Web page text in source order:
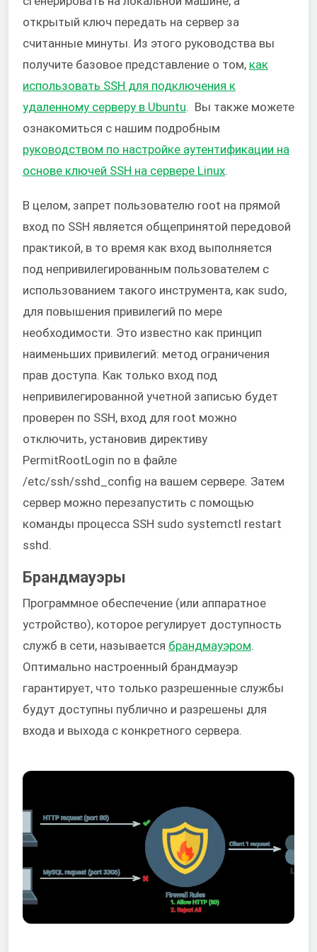
открытый ключ передать на сервер за
считанные минуты. Из этого руководства вы
получите базовое представление о том, как
использовать SSH для подключения к
удаленному серверу в Ubuntu. Вы также можете
ознакомиться с нашим подробным
руководством по настройке аутентификации на
основе ключей SSH на сервере Linux.
В целом, запрет пользователю root на прямой
вход по SSH является общепринятой передовой
практикой, в то время как вход выполняется
под непривилегированным пользователем с
использованием такого инструмента, как sudo,
для повышения привилегий по мере
необходимости. Это известно как принцип
наименьших привилегий: метод ограничения
прав доступа. Как только вход под
непривилегированной учетной записью будет
проверен по SSH, вход для root можно
отключить, установив директиву
PermitRootLogin no в файле
/etc/ssh/sshd_config на вашем сервере. Затем
сервер можно перезапустить с помощью
команды процесса SSH sudo systemctl restart
sshd.
Брандмауэры
Программное обеспечение (или аппаратное
устройство), которое регулирует доступность
служб в сети, называется брандмауэром.
Оптимально настроенный брандмауэр
гарантирует, что только разрешенные службы
будут доступны публично и разрешены для
входа и выхода с конкретного сервера.